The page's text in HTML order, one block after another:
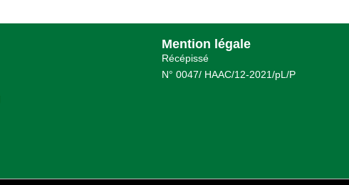
Mention légale
Récépissé
N° 0047/ HAAC/12-2021/pL/P